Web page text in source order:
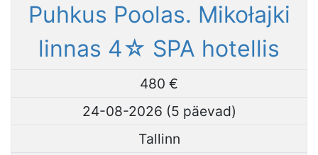
Puhkus Poolas. Mikołajki
linnas 4☆ SPA hotellis
480 €
24-08-2026 (5 päevad)
Tallinn